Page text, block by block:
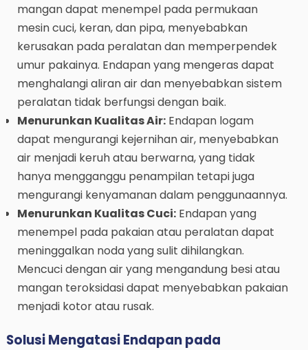
mangan dapat menempel pada permukaan
mesin cuci, keran, dan pipa, menyebabkan
kerusakan pada peralatan dan memperpendek
umur pakainya. Endapan yang mengeras dapat
menghalangi aliran air dan menyebabkan sistem
peralatan tidak berfungsi dengan baik.
Menurunkan Kualitas Air:Endapan logam
dapat mengurangi kejernihan air, menyebabkan
air menjadi keruh atau berwarna, yang tidak
hanya mengganggu penampilan tetapi juga
mengurangi kenyamanan dalam penggunaannya.
Menurunkan Kualitas Cuci:Endapan yang
menempel pada pakaian atau peralatan dapat
meninggalkan noda yang sulit dihilangkan.
Mencuci dengan air yang mengandung besi atau
mangan teroksidasi dapat menyebabkan pakaian
menjadi kotor atau rusak.
Solusi Mengatasi Endapan pada